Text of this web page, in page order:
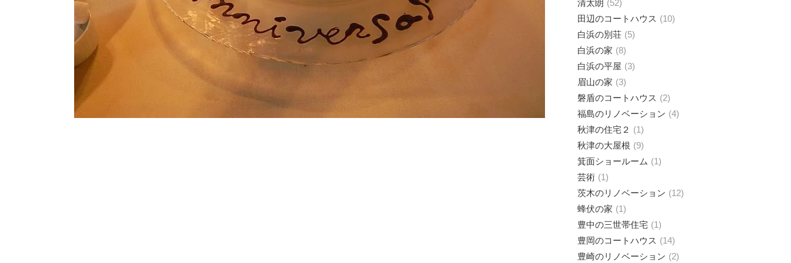
清太朗
52
田辺のコートハウス
10
白浜の別荘
5
白浜の家
8
白浜の平屋
3
眉山の家
3
磐盾のコートハウス
2
福島のリノベーション
4
秋津の住宅２
1
秋津の大屋根
9
箕面ショールーム
1
芸術
1
茨木のリノベーション
12
蜂伏の家
1
豊中の三世帯住宅
1
豊岡のコートハウス
14
豊崎のリノベーション
2